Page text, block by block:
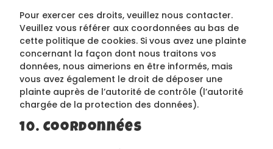
Pour exercer ces droits, veuillez nous contacter.
Veuillez vous référer aux coordonnées au bas de
cette politique de cookies. Si vous avez une plainte
concernant la façon dont nous traitons vos
données, nous aimerions en être informés, mais
vous avez également le droit de déposer une
plainte auprès de l’autorité de contrôle (l’autorité
chargée de la protection des données).
10. Coordonnées